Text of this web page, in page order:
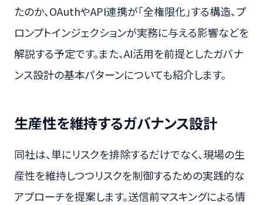
たのか、OAuthやAPI連携が「全権限化」する構造、プ
ロンプトインジェクションが実務に与える影響などを
解説する予定です。また、AI活用を前提としたガバナ
ンス設計の基本パターンについても紹介します。
生産性を維持するガバナンス設計
同社は、単にリスクを排除するだけでなく、現場の生
産性を維持しつつリスクを制御するための実践的な
アプローチを提案します。送信前マスキングによる情